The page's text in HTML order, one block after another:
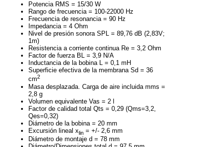
Potencia RMS = 15/30 W
Rango de frecuencia = 100-22000 Hz
Frecuencia de resonancia = 90 Hz
Impedancia = 4 Ohm
Nivel de presión sonora SPL = 89,76 dB (2,83V;
1m)
Resistencia a corriente continua Re = 3,2 Ohm
Factor de fuerza BL = 3,9 N/A
Inductancia de la bobina L = 0,1 mH
Superficie efectiva de la membrana Sd = 36
cm2
Masa desplazada. Carga de aire incluida mms =
2,8 g
Volumen equivalente Vas = 2 l
Factor de calidad total Qts = 0,29 (Qms=3,2,
Qes=0,32)
Diámetro de la bobina = 20 mm
Excursión lineal xlin = +/- 2,6 mm
Diámetro de montaje d = 78 mm